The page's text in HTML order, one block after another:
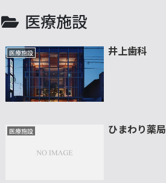
医療施設
医療施設 井上歯科
医療施設 ひまわり薬局